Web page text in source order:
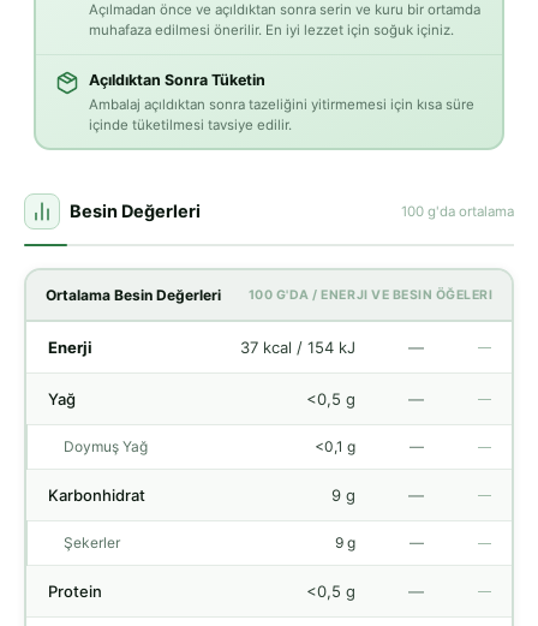
Açılmadan önce ve açıldıktan sonra serin ve kuru bir ortamda
muhafaza edilmesi önerilir. En iyi lezzet için soğuk içiniz.
Açıldıktan Sonra Tüketin
Ambalaj açıldıktan sonra tazeliğini yitirmemesi için kısa süre
içinde tüketilmesi tavsiye edilir.
Besin Değerleri 100 g'da ortalama
Ortalama Besin Değerleri 100 G'DA / ENERJI VE BESIN ÖĞELERI
Enerji 37 kcal / 154 kJ — —
Yağ <0,5 g — —
Doymuş Yağ <0,1 g — —
Karbonhidrat 9 g — —
Şekerler 9 g — —
Protein <0,5 g — —